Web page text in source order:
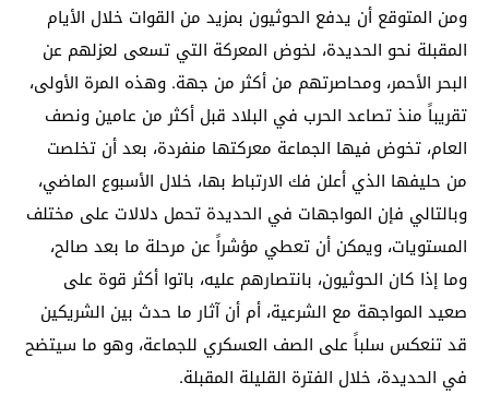
ومن المتوقع أن يدفع الحوثيون بمزيد من القوات خلال الأيام
المقبلة نحو الحديدة، لخوض المعركة التي تسعى لعزلهم عن
البحر الأحمر، ومحاصرتهم من أكثر من جهة. وهذه المرة الأولى،
تقريباً منذ تصاعد الحرب في البلاد قبل أكثر من عامين ونصف
العام، تخوض فيها الجماعة معركتها منفردة، بعد أن تخلصت
من حليفها الذي أعلن فك الارتباط بها، خلال الأسبوع الماضي،
وبالتالي فإن المواجهات في الحديدة تحمل دلالات على مختلف
المستويات، ويمكن أن تعطي مؤشراً عن مرحلة ما بعد صالح،
وما إذا كان الحوثيون، بانتصارهم عليه، باتوا أكثر قوة على
صعيد المواجهة مع الشرعية، أم أن آثار ما حدث بين الشريكين
قد تنعكس سلباً على الصف العسكري للجماعة، وهو ما سيتضح
في الحديدة، خلال الفترة القليلة المقبلة.